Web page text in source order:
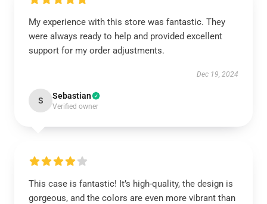
My experience with this store was fantastic. They
were always ready to help and provided excellent
support for my order adjustments.
Dec 19, 2024
S Sebastian
Verified owner
This case is fantastic! It’s high-quality, the design is
gorgeous, and the colors are even more vibrant than